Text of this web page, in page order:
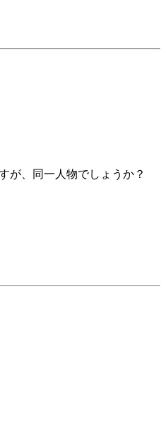
が、同一人物でしょうか？